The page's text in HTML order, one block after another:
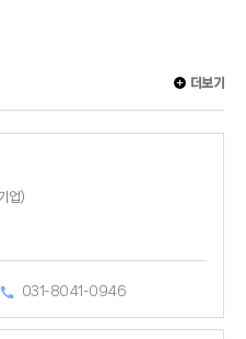
더보기
업)
031-8041-0946